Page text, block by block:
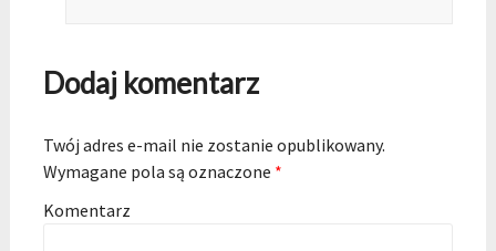
Dodaj komentarz
Twój adres e-mail nie zostanie opublikowany.
Wymagane pola są oznaczone *
Komentarz